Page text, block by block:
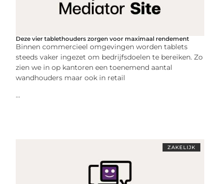
Deze vier tablethouders zorgen voor maximaal rendement
Binnen commercieel omgevingen worden tablets
steeds vaker ingezet om bedrijfsdoelen te bereiken. Zo
zien we in op kantoren een toenemend aantal
wandhouders maar ook in retail
...
ZAKELIJK